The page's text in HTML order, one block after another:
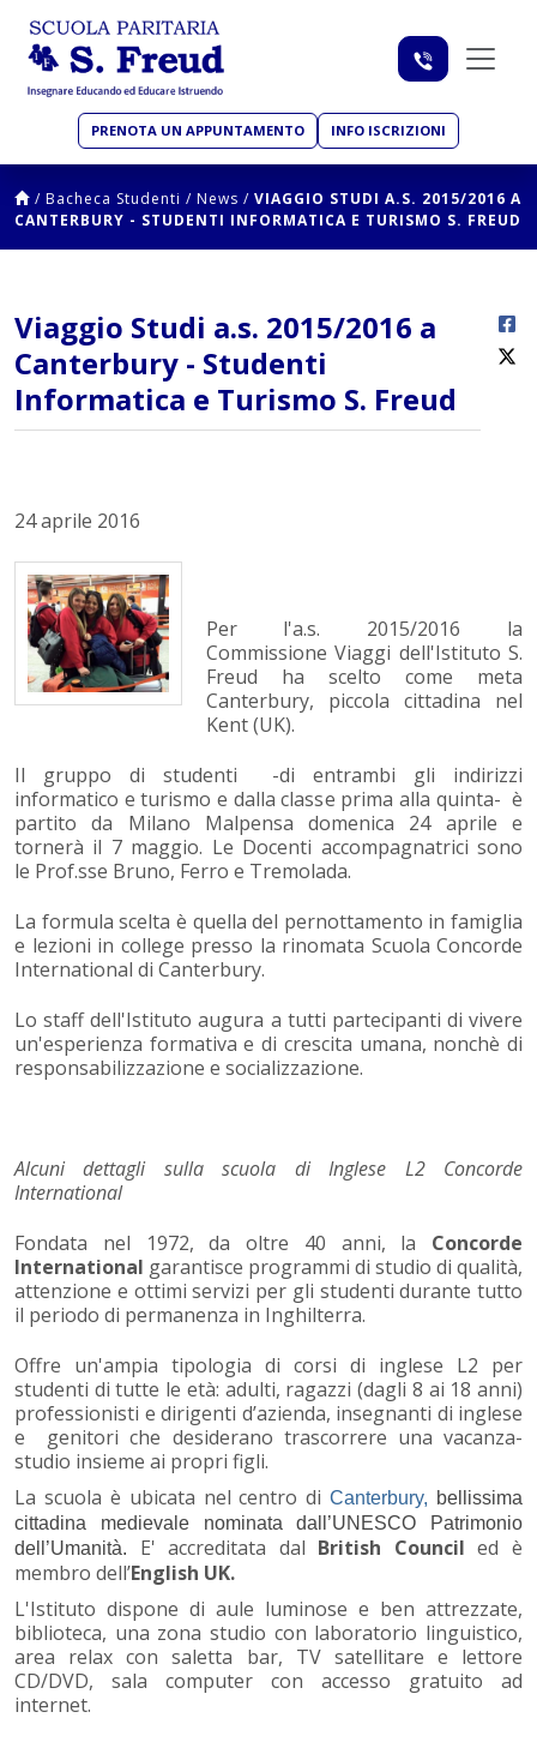
PRENOTA UN APPUNTAMENTO INFO ISCRIZIONI
/ Bacheca Studenti / News / VIAGGIO STUDI A.S. 2015/2016 A
CANTERBURY - STUDENTI INFORMATICA E TURISMO S. FREUD
Viaggio Studi a.s. 2015/2016 a
Canterbury - Studenti
Informatica e Turismo S. Freud
24 aprile 2016
Per l'a.s. 2015/2016 la
Commissione Viaggi dell'Istituto S.
Freud ha scelto come meta
Canterbury, piccola cittadina nel
Kent (UK).
Il gruppo di studenti -di entrambi gli indirizzi
informatico e turismo e dalla classe prima alla quinta- è
partito da Milano Malpensa domenica 24 aprile e
tornerà il 7 maggio. Le Docenti accompagnatrici sono
le Prof.sse Bruno, Ferro e Tremolada.
La formula scelta è quella del pernottamento in famiglia
e lezioni in college presso la rinomata Scuola Concorde
International di Canterbury.
Lo staff dell'Istituto augura a tutti partecipanti di vivere
un'esperienza formativa e di crescita umana, nonchè di
responsabilizzazione e socializzazione.
Alcuni dettagli sulla scuola di Inglese L2 Concorde
International
Fondata nel 1972, da oltre 40 anni, la Concorde
International garantisce programmi di studio di qualità,
attenzione e ottimi servizi per gli studenti durante tutto
il periodo di permanenza in Inghilterra.
Offre un'ampia tipologia di corsi di inglese L2 per
studenti di tutte le età: adulti, ragazzi (dagli 8 ai 18 anni)
professionisti e dirigenti d’azienda, insegnanti di inglese
e genitori che desiderano trascorrere una vacanza-
studio insieme ai propri figli.
La scuola è ubicata nel centro diCanterbury, bellissima
cittadina medievale nominata dall’UNESCO Patrimonio
dell’Umanità.
E' accreditata dal British Council ed è
membro dell’English UK.
L'Istituto dispone di aule luminose e ben attrezzate,
biblioteca, una zona studio con laboratorio linguistico,
area relax con saletta bar, TV satellitare e lettore
CD/DVD, sala computer con accesso gratuito ad
internet.